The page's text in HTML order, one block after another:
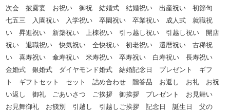
次会 披露宴 お祝い 御祝 結婚式 結婚祝い 出産祝い 初節句
七五三 入園祝い 入学祝い 卒園祝い 卒業祝い 成人式 就職祝
い 昇進祝い 新築祝い 上棟祝い 引っ越し祝い 引越し祝い 開店
祝い 退職祝い 快気祝い 全快祝い 初老祝い 還暦祝い 古稀祝
い 喜寿祝い 傘寿祝い 米寿祝い 卒寿祝い 白寿祝い 長寿祝い
金婚式 銀婚式 ダイヤモンド婚式 結婚記念日 プレゼント ギフ
ト ギフトセット セット 詰め合わせ 贈答品 お返し お礼 お祝
い返し 御礼 ごあいさつ ご挨拶 御挨拶 プレゼント お見舞い
お見舞御礼 お餞別 引越し 引越しご挨拶 記念日 誕生日 父の